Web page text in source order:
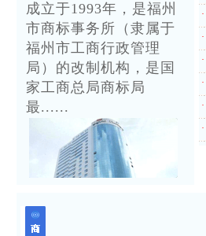
成立于1993年，是福州
市商标事务所（隶属于
福州市工商行政管理
局）的改制机构，是国
家工商总局商标局
最......
·
·
·
·
·
·